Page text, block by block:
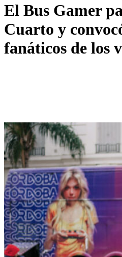
El Bus Gamer
Cuarto y
fanáticos de los